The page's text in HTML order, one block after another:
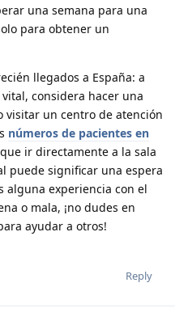
una semana para una
para obtener un
llegados a España: a
considera hacer una
visitar un centro de atención
números de pacientes en
ir directamente a la sala
puede significar una espera
alguna experiencia con el
o mala, ¡no dudes en
ayudar a otros!
Reply